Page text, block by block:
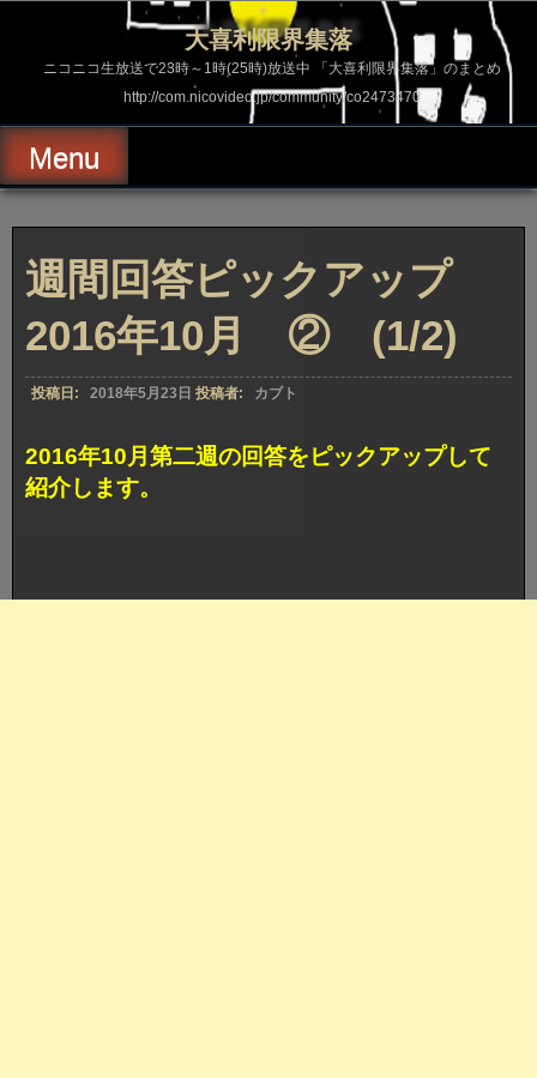
ス
ッ
プ
大喜利限界集落
ニコニコ生放送で23時～1時(25時)放送中 「大喜利限界集落」のまとめ
http://com.nicovideo.jp/community/co2473470
Menu
週間回答ピックアップ
2016年10月 ② (1/2)
投稿日: 2018年5月23日 投稿者: カブト
2016年10月第二週の回答をピックアップして
紹介します。